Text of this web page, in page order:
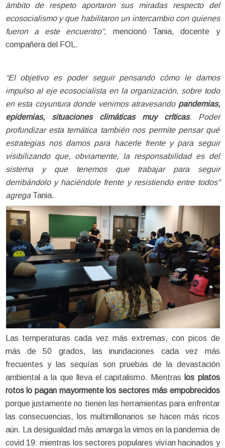
ámbito de respeto aportaron sus miradas respecto del
ecosocialismo y que habilitaron un intercambio con quienes
fueron a este encuentro”, mencionó Tania, docente y
compañera del FOL.
“El objetivo es poder seguir pensando cómo le damos
impulso al eje ecosocialista en la organización, sobre todo
en esta coyuntura donde venimos atravesando pandemias,
epidemias, situaciones climáticas muy críticas. Poder
profundizar esta temática también nos permite pensar qué
estrategias nos damos para hacerle frente y para seguir
visibilizando que, obviamente, la responsabilidad es del
sistema y que tenemos que trabajar para seguir
derribándolo y haciéndole frente y resistiendo entre todos”
agrega Tania.
Las temperaturas cada vez más extremas, con picos de
más de 50 grados, las inundaciones cada vez más
frecuentes y las sequías son pruebas de la devastación
ambiental a la que lleva el capitalismo. Mientras los platos
rotos lo pagan mayormente los sectores más empobrecidos
porque justamente no tienen las herramientas para enfrentar
las consecuencias, los multimillonarios se hacen más ricos
aún. La desigualdad más amarga la vimos en la pandemia de
covid 19: mientras los sectores populares vivían hacinados y